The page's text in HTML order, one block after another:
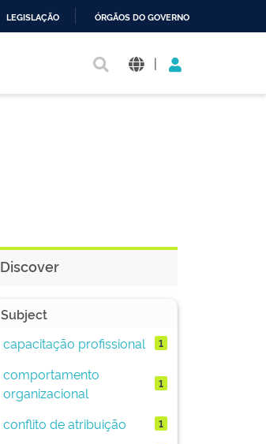
LEGISLAÇÃO ÓRGÃOS DO GOVERNO
|
Discover
Subject
capacitação profissional
1
comportamento
organizacional
1
conflito de atribuição 1